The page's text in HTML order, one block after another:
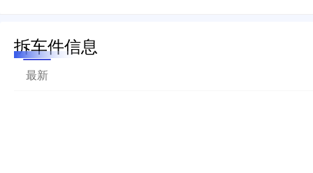
拆车件信息
最新